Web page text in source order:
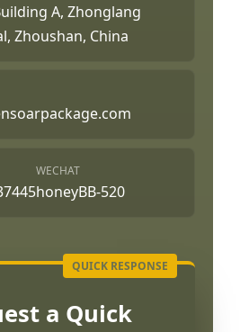
A, Zhonglang
Zhoushan, China
WECHAT
honeyBB-520
a Quick